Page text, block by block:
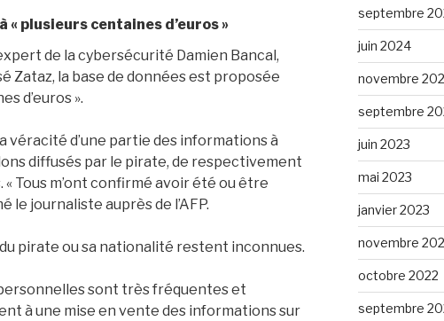
« plusieurs centaines d’euros »
de la cybersécurité Damien Bancal,
Zataz, la base de données est proposée
d’euros ».
véracité d’une partie des informations à
diffusés par le pirate, de respectivement
« Tous m’ont confirmé avoir été ou être
le journaliste auprès de l’AFP.
pirate ou sa nationalité restent inconnues.
sont très fréquentes et
à une mise en vente des informations sur
septembre
juin 2024
novembre
septembre
juin 2023
mai 2023
janvier 2023
novembre
octobre 2022
septembre